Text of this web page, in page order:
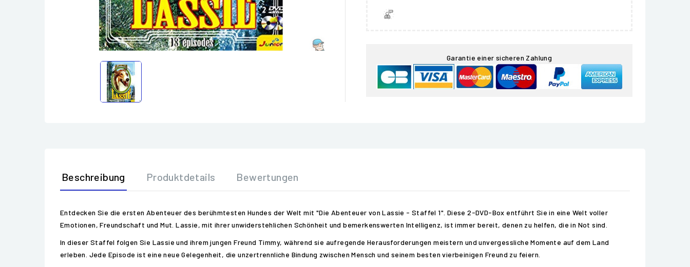

Garantie einer sicheren Zahlung
Beschreibung Produktdetails Bewertungen
Entdecken Sie die ersten Abenteuer des berühmtesten Hundes der Welt mit "Die Abenteuer von Lassie - Staffel 1". Diese 2-DVD-Box entführt Sie in eine Welt voller
Emotionen, Freundschaft und Mut. Lassie, mit ihrer unwiderstehlichen Schönheit und bemerkenswerten Intelligenz, ist immer bereit, denen zu helfen, die in Not sind.
In dieser Staffel folgen Sie Lassie und ihrem jungen Freund Timmy, während sie aufregende Herausforderungen meistern und unvergessliche Momente auf dem Land
erleben. Jede Episode ist eine neue Gelegenheit, die unzertrennliche Bindung zwischen Mensch und seinem besten vierbeinigen Freund zu feiern.